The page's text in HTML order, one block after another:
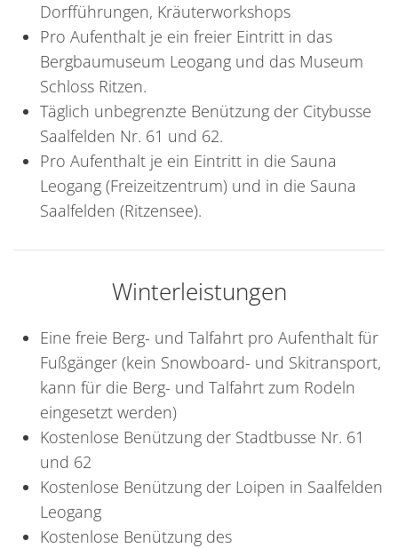
Dorfführungen, Kräuterworkshops
Pro Aufenthalt je ein freier Eintritt in das
Bergbaumuseum Leogang und das Museum
Schloss Ritzen.
Täglich unbegrenzte Benützung der Citybusse
Saalfelden Nr. 61 und 62.
Pro Aufenthalt je ein Eintritt in die Sauna
Leogang (Freizeitzentrum) und in die Sauna
Saalfelden (Ritzensee).
Winterleistungen
Eine freie Berg- und Talfahrt pro Aufenthalt für
Fußgänger (kein Snowboard- und Skitransport,
kann für die Berg- und Talfahrt zum Rodeln
eingesetzt werden)
Kostenlose Benützung der Stadtbusse Nr. 61
und 62
Kostenlose Benützung der Loipen in Saalfelden
Leogang
Kostenlose Benützung des